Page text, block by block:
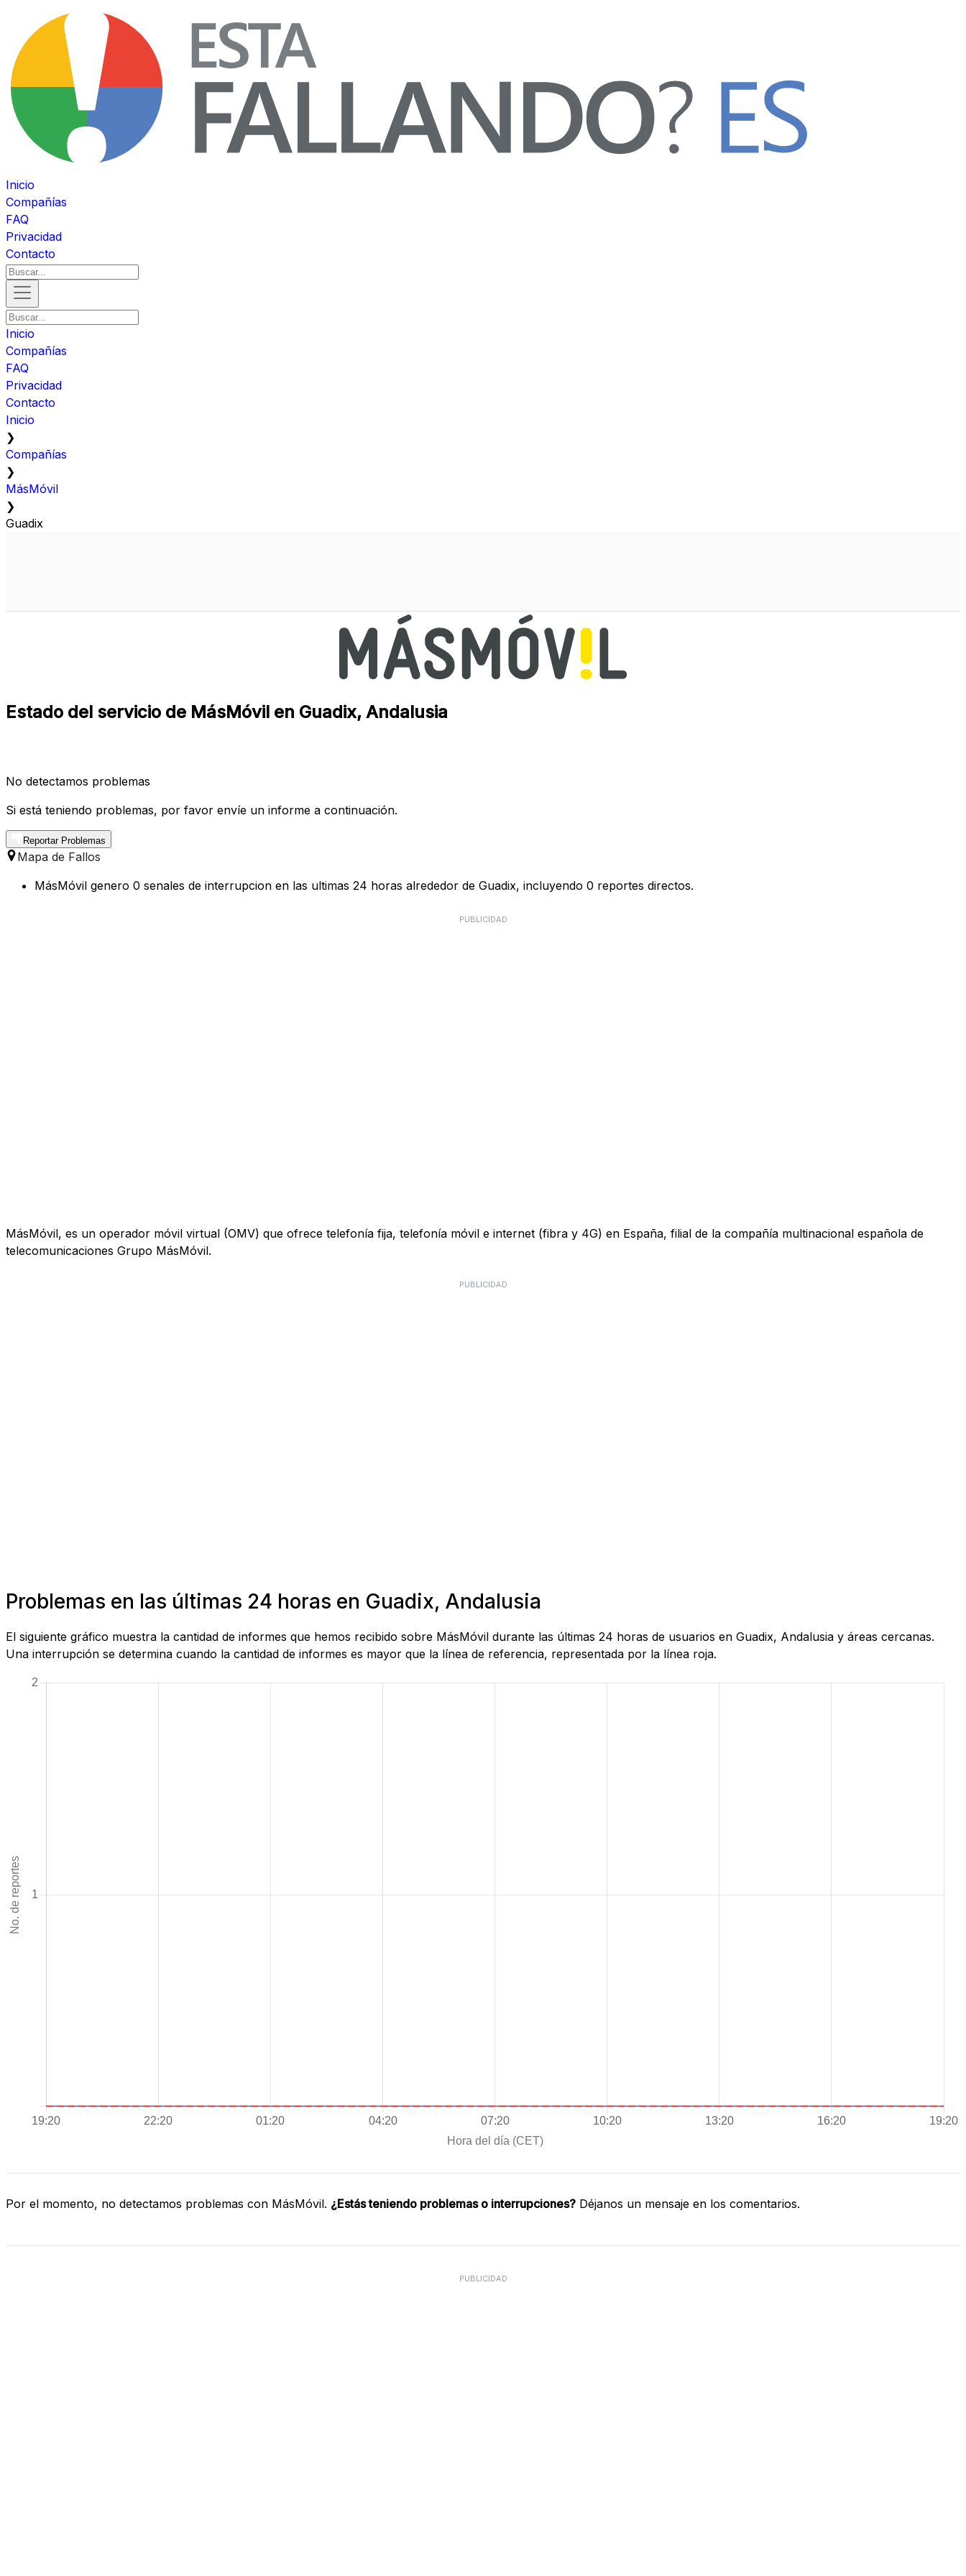
Inicio
Compañías
FAQ
Privacidad
Contacto
Inicio
Compañías
FAQ
Privacidad
Contacto
Inicio
❯
Compañías
❯
MásMóvil
❯
Guadix
Estado del servicio de MásMóvil en Guadix, Andalusia
No detectamos problemas
Si está teniendo problemas, por favor envíe un informe a continuación.
Reportar Problemas
Mapa de Fallos
MásMóvil genero 0 senales de interrupcion en las ultimas 24 horas alrededor de Guadix, incluyendo 0 reportes directos.
PUBLICIDAD
MásMóvil, es un operador móvil virtual (OMV) que ofrece telefonía fija, telefonía móvil e internet (fibra y 4G) en España, filial de la compañía multinacional española de
telecomunicaciones Grupo MásMóvil.
PUBLICIDAD
Problemas en las últimas 24 horas en Guadix, Andalusia
El siguiente gráfico muestra la cantidad de informes que hemos recibido sobre MásMóvil durante las últimas 24 horas de usuarios en Guadix, Andalusia y áreas cercanas.
Una interrupción se determina cuando la cantidad de informes es mayor que la línea de referencia, representada por la línea roja.
Por el momento, no detectamos problemas con MásMóvil. ¿Estás teniendo problemas o interrupciones? Déjanos un mensaje en los comentarios.
PUBLICIDAD